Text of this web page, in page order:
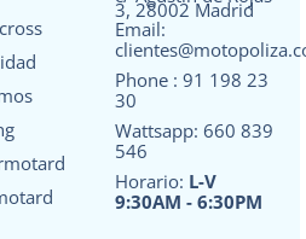
3, 28002 Madrid
Email:
Phone : 91 198 23
30
Wattsapp: 660 839
546
Horario: L-V
9:30AM - 6:30PM